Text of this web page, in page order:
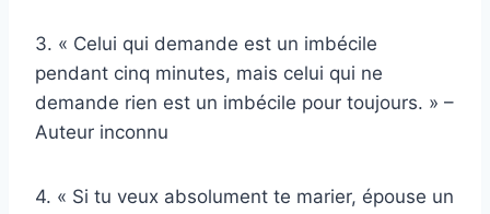
3. « Celui qui demande est un imbécile
pendant cinq minutes, mais celui qui ne
demande rien est un imbécile pour toujours. » –
Auteur inconnu
4. « Si tu veux absolument te marier, épouse un